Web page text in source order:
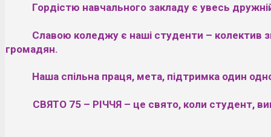
Гордістю навчального закладу є увесь
Славою коледжу є наші студенти – колектив
громадян.
Наша спільна праця, мета, підтримка один
СВЯТО 75 – РІЧЧЯ– це свято, коли студент,